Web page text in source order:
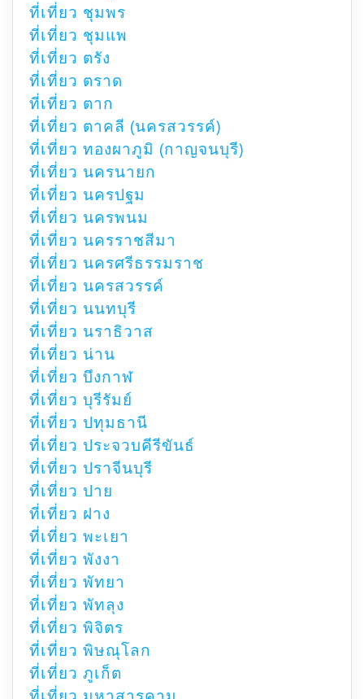
ที่เที่ยว ชุมพร
ที่เที่ยว ชุมแพ
ที่เที่ยว ตรัง
ที่เที่ยว ตราด
ที่เที่ยว ตาก
ที่เที่ยว ตาคลี (นครสวรรค์)
ที่เที่ยว ทองผาภูมิ (กาญจนบุรี)
ที่เที่ยว นครนายก
ที่เที่ยว นครปฐม
ที่เที่ยว นครพนม
ที่เที่ยว นครราชสีมา
ที่เที่ยว นครศรีธรรมราช
ที่เที่ยว นครสวรรค์
ที่เที่ยว นนทบุรี
ที่เที่ยว นราธิวาส
ที่เที่ยว น่าน
ที่เที่ยว บึงกาฬ
ที่เที่ยว บุรีรัมย์
ที่เที่ยว ปทุมธานี
ที่เที่ยว ประจวบคีรีขันธ์
ที่เที่ยว ปราจีนบุรี
ที่เที่ยว ปาย
ที่เที่ยว ฝาง
ที่เที่ยว พะเยา
ที่เที่ยว พังงา
ที่เที่ยว พัทยา
ที่เที่ยว พัทลุง
ที่เที่ยว พิจิตร
ที่เที่ยว พิษณุโลก
ที่เที่ยว ภูเก็ต